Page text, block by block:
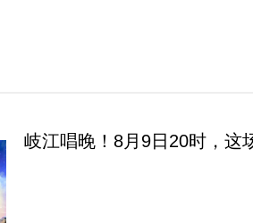
岐江唱晚！8月9日20时，这